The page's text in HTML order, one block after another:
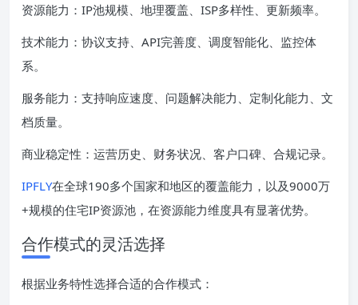
资源能力：IP池规模、地理覆盖、ISP多样性、更新频率。
技术能力：协议支持、API完善度、调度智能化、监控体
系。
服务能力：支持响应速度、问题解决能力、定制化能力、文
档质量。
商业稳定性：运营历史、财务状况、客户口碑、合规记录。
IPFLY在全球190多个国家和地区的覆盖能力，以及9000万
+规模的住宅IP资源池，在资源能力维度具有显著优势。
合作模式的灵活选择
根据业务特性选择合适的合作模式：